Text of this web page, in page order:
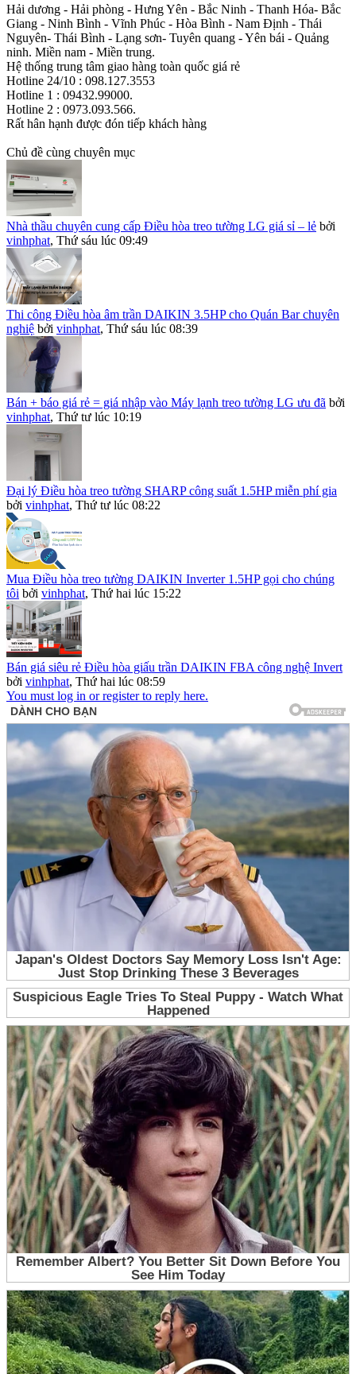
Hải dương - Hải phòng - Hưng Yên - Bắc Ninh - Thanh Hóa- Bắc
Giang - Ninh Bình - Vĩnh Phúc - Hòa Bình - Nam Định - Thái
Nguyên- Thái Bình - Lạng sơn- Tuyên quang - Yên bái - Quảng
ninh. Miền nam - Miền trung.
Hệ thống trung tâm giao hàng toàn quốc giá rẻ
Hotline 24/10 : 098.127.3553
Hotline 1 : 09432.99000.
Hotline 2 : 0973.093.566.
Rất hân hạnh được đón tiếp khách hàng
Chủ đề cùng chuyên mục
Nhà thầu chuyên cung cấp Điều hòa treo tường LG giá sỉ – lẻ bởi
vinhphat, Thứ sáu lúc 09:49
Thi công Điều hòa âm trần DAIKIN 3.5HP cho Quán Bar chuyên
nghiệ bởi vinhphat, Thứ sáu lúc 08:39
Bán + báo giá rẻ = giá nhập vào Máy lạnh treo tường LG ưu đã bởi
vinhphat, Thứ tư lúc 10:19
Đại lý Điều hòa treo tường SHARP công suất 1.5HP miễn phí gia
bởi vinhphat, Thứ tư lúc 08:22
Mua Điều hòa treo tường DAIKIN Inverter 1.5HP gọi cho chúng
tôi bởi vinhphat, Thứ hai lúc 15:22
Bán giá siêu rẻ Điều hòa giấu trần DAIKIN FBA công nghệ Invert
bởi vinhphat, Thứ hai lúc 08:59
You must log in or register to reply here.